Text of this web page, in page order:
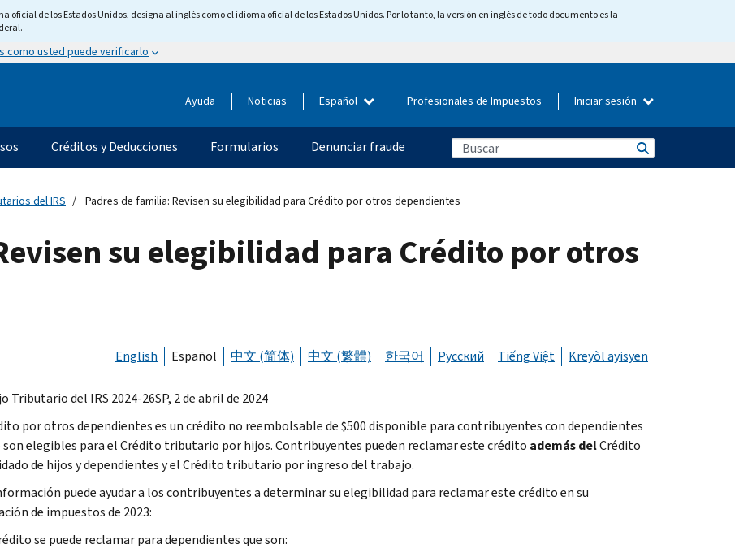
oficial de los Estados Unidos, designa al inglés como el idioma oficial de los Estados Unidos. Por lo tanto, la versión en inglés de todo documento es la
como usted puede verificarlo
Ayuda Noticias Español Profesionales de Impuestos Iniciar sesión
Créditos y Deducciones Formularios Denunciar fraude
del IRS Padres de familia: Revisen su elegibilidad para Crédito por otros dependientes
su elegibilidad para Crédito por otros
English Español 中文 (简体) 中文 (繁體) 한국어 Русский Tiếng Việt Kreyòl ayisyen
Tributario del IRS 2024-26SP, 2 de abril de 2024
por otros dependientes es un crédito no reembolsable de $500 disponible para contribuyentes con dependientes
son elegibles para el Crédito tributario por hijos. Contribuyentes pueden reclamar este crédito además delCrédito
de hijos y dependientes y el Crédito tributario por ingreso del trabajo.
puede ayudar a los contribuyentes a determinar su elegibilidad para reclamar este crédito en su
de impuestos de 2023:
se puede reclamar para dependientes que son: